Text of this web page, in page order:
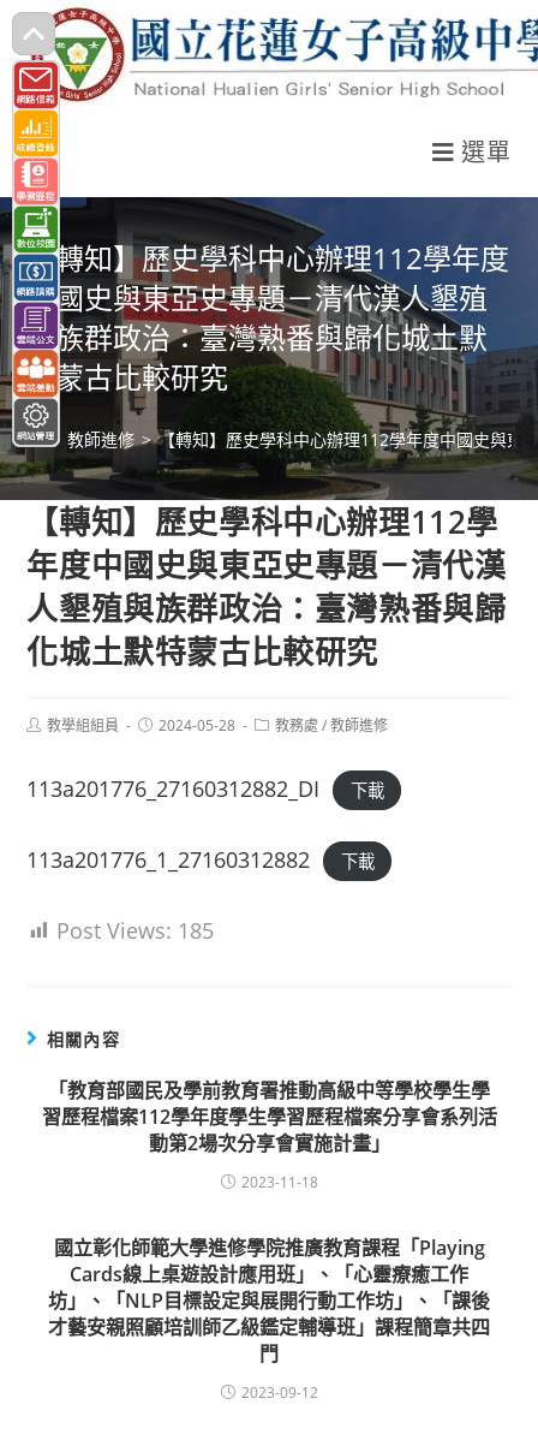
跳
轉
至
主
要
內
容
選單
【轉知】歷史學科中心辦理112學年度
中國史與東亞史專題－清代漢人墾殖
與族群政治：臺灣熟番與歸化城土默
特蒙古比較研究
> 教師進修 > 【轉知】歷史學科中心辦理112學年度中國史與東
【轉知】歷史學科中心辦理112學
年度中國史與東亞史專題－清代漢
人墾殖與族群政治：臺灣熟番與歸
化城土默特蒙古比較研究
Post教學組組員
Post2024-05-28
Post教務處 / 教師進修
113a201776_27160312882_DI 下載
113a201776_1_27160312882 下載
Post Views: 185
相關內容
「教育部國民及學前教育署推動高級中等學校學生學
習歷程檔案112學年度學生學習歷程檔案分享會系列活
動第2場次分享會實施計畫」
2023-11-18
國立彰化師範大學進修學院推廣教育課程「Playing
Cards線上桌遊設計應用班」、「心靈療癒工作
坊」、「NLP目標設定與展開行動工作坊」、「課後
才藝安親照顧培訓師乙級鑑定輔導班」課程簡章共四
門
2023-09-12